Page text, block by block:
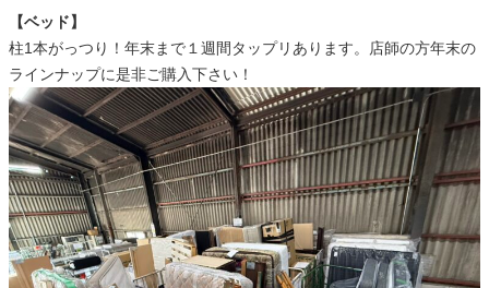
【ベッド】
柱1本がっつり！年末まで１週間タップリあります。店師の方年末の
ラインナップに是非ご購入下さい！